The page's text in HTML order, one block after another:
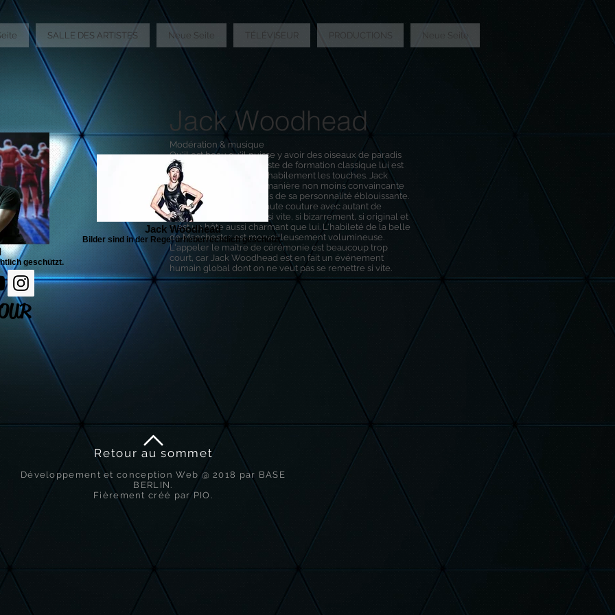
SALLE DES ARTISTES Neue Seite TÉLÉVISEUR PRODUCTIONS Neue Seite
Jack Woodhead
Modération & musique
Qu'il est beau qu'il puisse y avoir des oiseaux de paradis
dans le monde : le pianiste de formation classique lui est
enlevé dès qu'il frappe habilement les touches. Jack
Woodhead incarne de manière non moins convaincante
toutes les autres facettes de sa personnalité éblouissante.
Personne ne porte la haute couture avec autant de
désinvolture, ne pense si vite, si bizarrement, si original et
n'est un hôte aussi charmant que lui. L'habileté de la belle
de Manchester est merveilleusement volumineuse.
L'appeler le maître de cérémonie est beaucoup trop
court, car Jack Woodhead est en fait un événement
humain global dont on ne veut pas se remettre si vite.
geschützt.
Jack Woodhead
Bilder sind in der Regel urheberrechtlich geschützt.
Retour au sommet
Développement et conception Web @ 2018 par BASE
BERLIN.
Fièrement créé par PIO.